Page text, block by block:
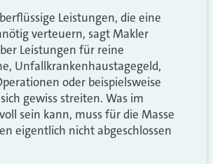
Leistungen, die eine
verteuern, sagt Makler
Leistungen für reine
Unfallkrankenhaustagegeld,
oder beispielsweise
gewiss streiten. Was im
sein kann, muss für die Masse
eigentlich nicht abgeschlossen